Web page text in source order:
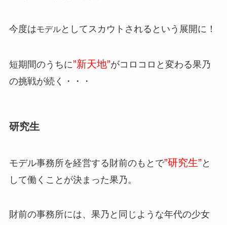
今度はモデルとしてスカウトされるという展開に！
短期間のうちに”新天地”がコロコロと変わる果乃
の挑戦が続く・・・
研究生
モデル事務所を経営する財前のもとで”研究生” と
して働くことが決まった果乃。
財前の事務所には、果乃と同じような年代の少女